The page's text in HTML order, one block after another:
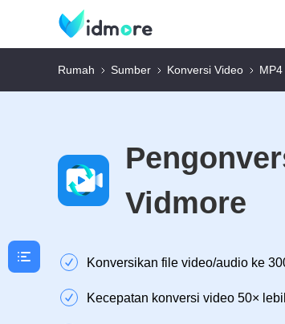
Rumah Sumber Konversi Video
Vidmore
Konversikan file video/audio ke
Kecepatan konversi video 50×